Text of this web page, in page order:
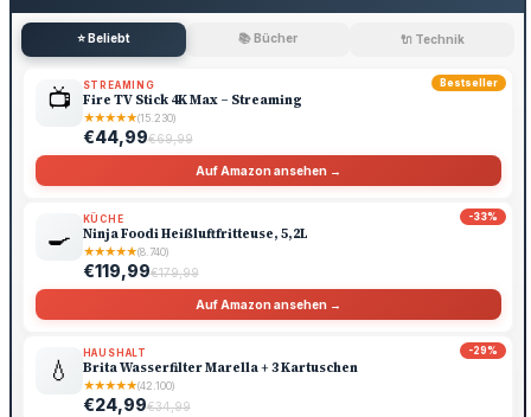
⭐ Beliebt 📚 Bücher 🔌 Technik
Bestseller
📺 STREAMING
Fire TV Stick 4K Max – Streaming
★★★★★(15.230)
€44,99€69,99
Auf Amazon ansehen →
-33%
🍳
KÜCHE
Ninja Foodi Heißluftfritteuse, 5,2L
★★★★★(8.740)
€119,99€179,99
Auf Amazon ansehen →
-29%
💧
HAUSHALT
Brita Wasserfilter Marella + 3 Kartuschen
★★★★★(42.100)
€24,99€34,99